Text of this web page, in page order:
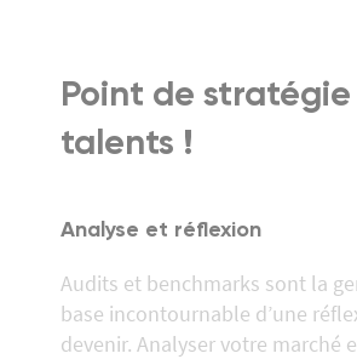
Point de stratégie
talents !
Analyse et réflexion
Audits et benchmarks sont la
base incontournable d’une
devenir. Analyser votre marché